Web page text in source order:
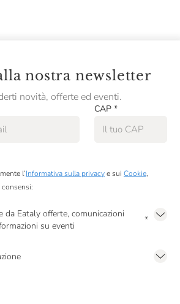
tu, al resto ci pensiamo noi!
nostra newsletter
novità, offerte ed eventi.
CAP *
l’Informativa sulla privacye sui Cookie,
da Eataly offerte, comunicazioni
su eventi
*
personalizzate, in caso di consenso prestato ai